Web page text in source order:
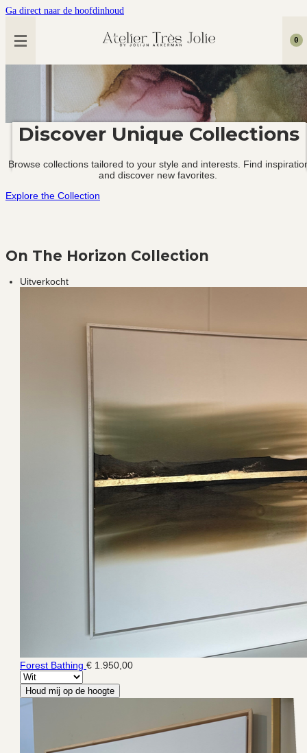
Ga direct naar de hoofdinhoud
0
Discover Unique Collections
Browse collections tailored to your style and interests. Find
and discover new favorites.
Explore the Collection
On The Horizon Collection
Uitverkocht
Forest Bathing € 1.950,00
Houd mij op de hoogte